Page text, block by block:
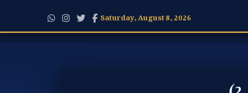
Saturday, August 8, 2026